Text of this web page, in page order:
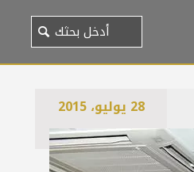
28 يوليو، 2015